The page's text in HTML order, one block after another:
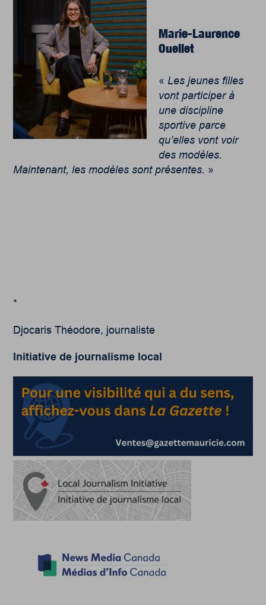
Marie-Laurence
Ouellet
«Les jeunes filles
vont participer à
une discipline
sportive parce
qu’elles vont voir
des modèles.
Maintenant, les modèles sont présentes. »
*
Djocaris Théodore, journaliste
Initiative de journalisme local